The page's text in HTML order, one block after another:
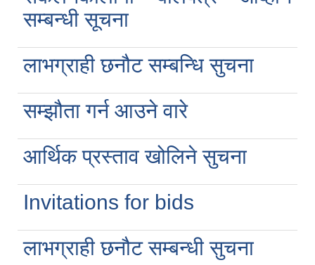
सम्बन्धी सूचना
लाभग्राही छनौट सम्बन्धि सुचना
सम्झौता गर्न आउने वारे
आर्थिक प्रस्ताव खोलिने सुचना
Invitations for bids
लाभग्राही छनौट सम्बन्धी सुचना